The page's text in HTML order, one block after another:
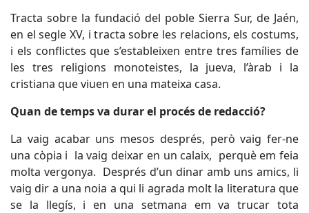
Tracta sobre la fundació del poble Sierra Sur, de Jaén,
en el segle XV, i tracta sobre les relacions, els costums,
i els conflictes que s’estableixen entre tres famílies de
les tres religions monoteistes, la jueva, l’àrab i la
cristiana que viuen en una mateixa casa.
Quan de temps va durar el procés de redacció?
La vaig acabar uns mesos després, però vaig fer-ne
una còpia i la vaig deixar en un calaix, perquè em feia
molta vergonya. Després d’un dinar amb uns amics, li
vaig dir a una noia a qui li agrada molt la literatura que
se la llegís, i en una setmana em va trucar tota